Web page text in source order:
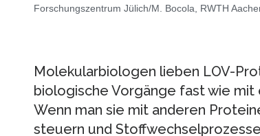
Forschungszentrum Jülich/M. Bocola, RWTH
Molekularbiologen lieben LOV-
biologische Vorgänge fast wie mit
Wenn man sie mit anderen
steuern und